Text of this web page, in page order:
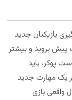
بازیکنان جدید
پیش بروید و بیشتر
پوکر، باید
یک مهارت جدید
واقعی بازی